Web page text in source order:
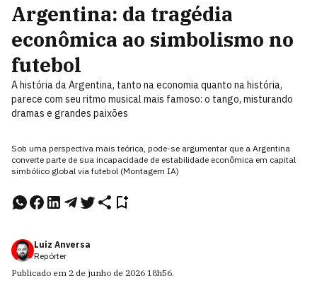
Argentina: da tragédia
econômica ao simbolismo no
futebol
A história da Argentina, tanto na economia quanto na história,
parece com seu ritmo musical mais famoso: o tango, misturando
dramas e grandes paixões
Sob uma perspectiva mais teórica, pode-se argumentar que a Argentina
converte parte de sua incapacidade de estabilidade econômica em capital
simbólico global via futebol (Montagem IA)
Luiz Anversa
Repórter
Publicado em 2 de junho de 2026 18h56.